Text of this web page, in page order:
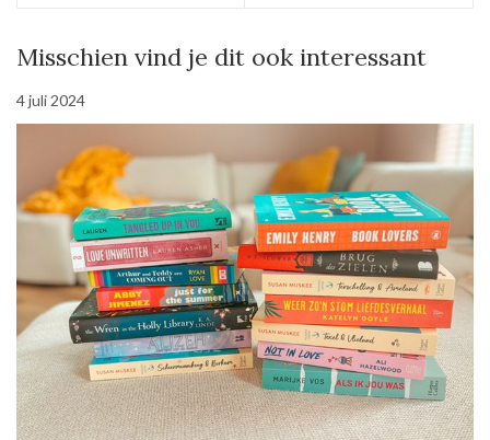
Misschien vind je dit ook interessant
4 juli 2024